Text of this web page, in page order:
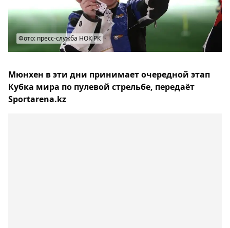
Фото: пресс-служба НОК РК
Мюнхен в эти дни принимает очередной этап
Кубка мира по пулевой стрельбе, передаёт
Sportarena.kz